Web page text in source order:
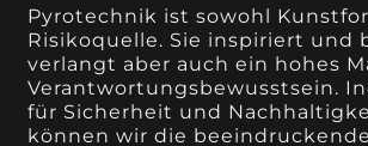
Pyrotechnik ist sowohl
Risikoquelle. Sie inspiriert und
verlangt aber auch ein hohes
Verantwortungsbewusstsein.
für Sicherheit und
können wir die